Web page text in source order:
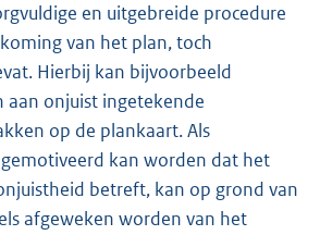
en uitgebreide procedure
van het plan, toch
Hierbij kan bijvoorbeeld
aan onjuist ingetekende
op de plankaart. Als
kan worden dat het
betreft, kan op grond van
afgeweken worden van het